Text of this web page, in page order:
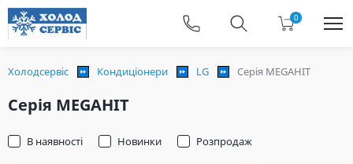
0
Холодсервіс Кондиціонери LG Серія MEGAHIT
Серія MEGAHIT
В наявності Новинки Розпродаж